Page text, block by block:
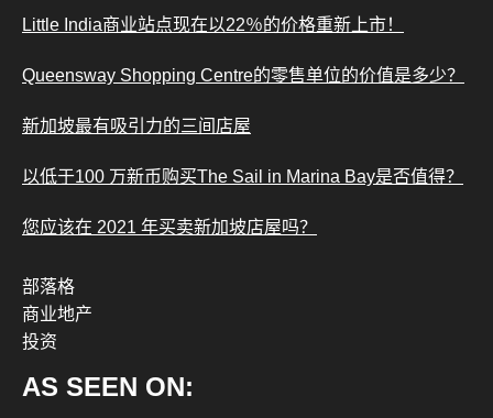
Little India商业站点现在以22％的价格重新上市！
Queensway Shopping Centre的零售单位的价值是多少？
新加坡最有吸引力的三间店屋
以低于100 万新币购买The Sail in Marina Bay是否值得？
您应该在 2021 年买卖新加坡店屋吗？
部落格
商业地产
投资
AS SEEN ON: